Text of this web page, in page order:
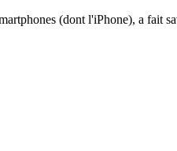
(dont l'iPhone), a fait